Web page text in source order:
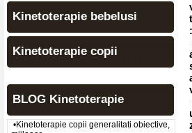
Kinetoterapie bebelusi
Kinetoterapie copii
BLOG Kinetoterapie
•Kinetoterapie copii generalitati obiective,
: